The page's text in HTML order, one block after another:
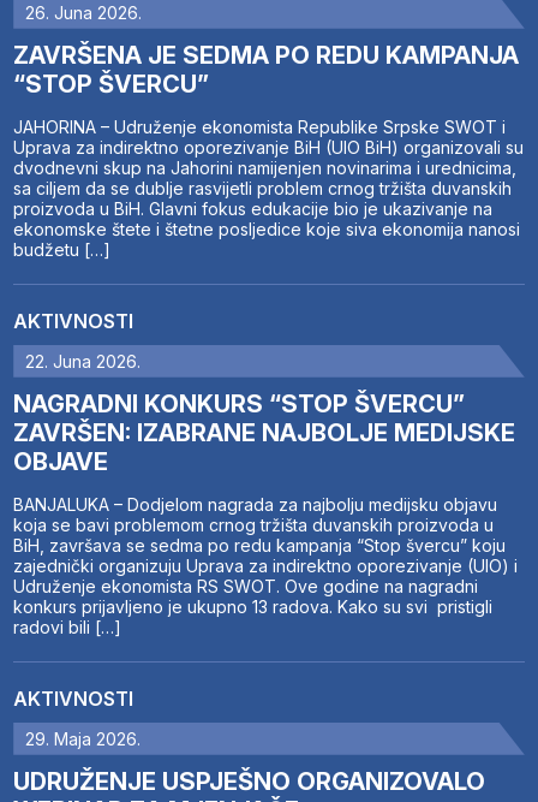
26. Juna 2026.
ZAVRŠENA JE SEDMA PO REDU KAMPANJA
“STOP ŠVERCU”
JAHORINA – Udruženje ekonomista Republike Srpske SWOT i
Uprava za indirektno oporezivanje BiH (UIO BiH) organizovali su
dvodnevni skup na Jahorini namijenjen novinarima i urednicima,
sa ciljem da se dublje rasvijetli problem crnog tržišta duvanskih
proizvoda u BiH. Glavni fokus edukacije bio je ukazivanje na
ekonomske štete i štetne posljedice koje siva ekonomija nanosi
budžetu […]
AKTIVNOSTI
22. Juna 2026.
NAGRADNI KONKURS “STOP ŠVERCU”
ZAVRŠEN: IZABRANE NAJBOLJE MEDIJSKE
OBJAVE
BANJALUKA – Dodjelom nagrada za najbolju medijsku objavu
koja se bavi problemom crnog tržišta duvanskih proizvoda u
BiH, završava se sedma po redu kampanja “Stop švercu” koju
zajednički organizuju Uprava za indirektno oporezivanje (UIO) i
Udruženje ekonomista RS SWOT. Ove godine na nagradni
konkurs prijavljeno je ukupno 13 radova. Kako su svi pristigli
radovi bili […]
AKTIVNOSTI
29. Maja 2026.
UDRUŽENJE USPJEŠNO ORGANIZOVALO